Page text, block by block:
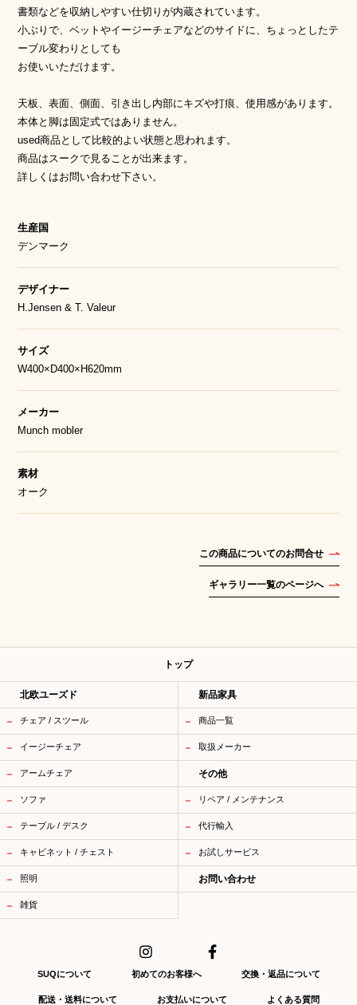
書類などを収納しやすい仕切りが内蔵されています。
小ぶりで、ベットやイージーチェアなどのサイドに、ちょっとしたテ
ーブル変わりとしても
お使いいただけます。
天板、表面、側面、引き出し内部にキズや打痕、使用感があります。
本体と脚は固定式ではありません。
used商品として比較的よい状態と思われます。
商品はスークで見ることが出来ます。
詳しくはお問い合わせ下さい。
生産国
デンマーク
デザイナー
H.Jensen & T. Valeur
サイズ
W400×D400×H620mm
メーカー
Munch mobler
素材
オーク
この商品についてのお問合せ
ギャラリー一覧のページへ
トップ
北欧ユーズド
チェア / スツール
イージーチェア
アームチェア
ソファ
テーブル / デスク
キャビネット / チェスト
照明
雑貨
新品家具
商品一覧
取扱メーカー
その他
リペア / メンテナンス
代行輸入
お試しサービス
お問い合わせ
SUQについて 初めてのお客様へ 交換・返品について
配送・送料について お支払いについて よくある質問